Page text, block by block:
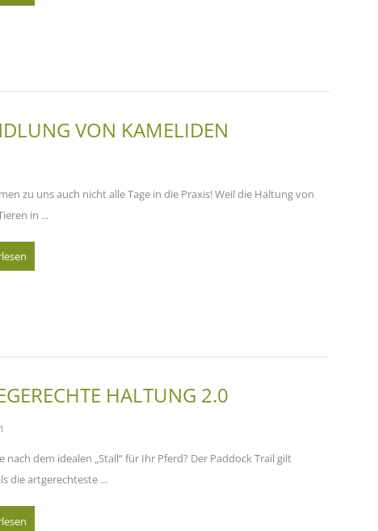
VON KAMELIDEN
zu uns auch nicht alle Tage in die Praxis! Weil die Haltung von
in ...
HALTUNG 2.0
nach dem idealen „Stall“ für Ihr Pferd? Der Paddock Trail gilt
die artgerechteste ...